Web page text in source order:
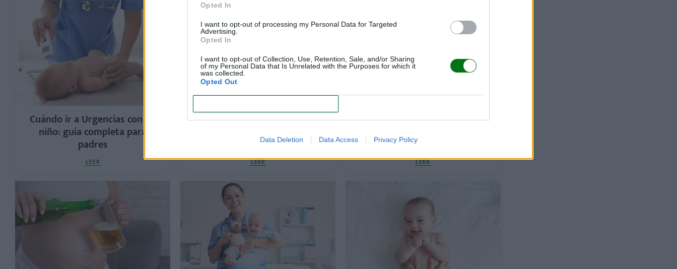
Opted In
I want to opt-out of processing my Personal Data for Targeted
Advertising.
Opted In
I want to opt-out of Collection, Use, Retention, Sale, and/or Sharing
of my Personal Data that Is Unrelated with the Purposes for which it
was collected.
Opted Out
Data Deletion Data Access Privacy Policy
Cuándo ir a Urgencias con un
niño: guía completa para
padres
LEER
Ruidos para dormir a bebés:
blanco, rosa o marrón ¿Se
recomiendan?
LEER
Guía definitiva para mamás
pediátricas
LEER